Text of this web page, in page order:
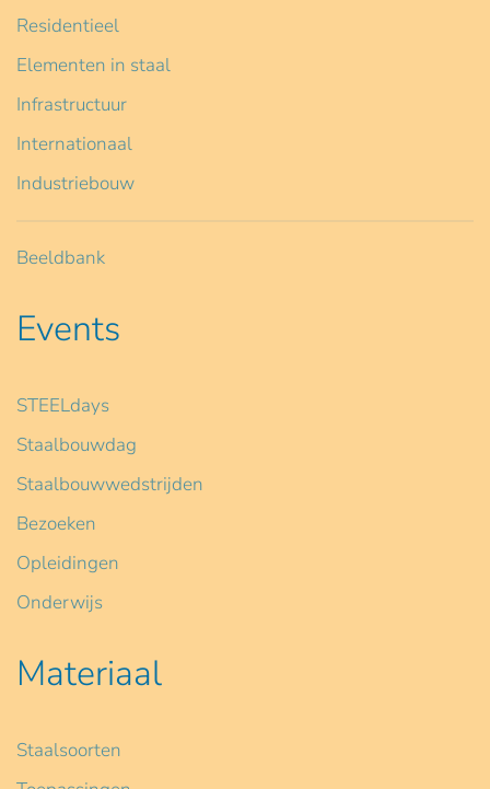
Residentieel
Elementen in staal
Infrastructuur
Internationaal
Industriebouw
Beeldbank
Events
STEELdays
Staalbouwdag
Staalbouwwedstrijden
Bezoeken
Opleidingen
Onderwijs
Materiaal
Staalsoorten